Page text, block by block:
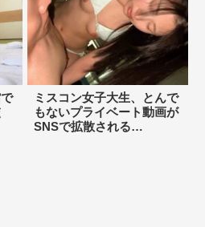
ミスコン女子大生、とんで
もないプライベート動画が
SNSで拡散される…